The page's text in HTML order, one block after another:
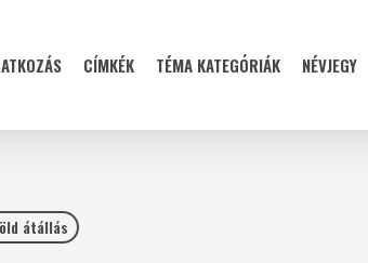
CÍMKÉK TÉMA KATEGÓRIÁK NÉVJEGY
átállás